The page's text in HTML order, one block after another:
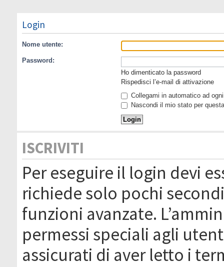
Login
Nome utente:
Password:
Ho dimenticato la password
Rispedisci l’e-mail di attivazione
Collegami in automatico ad
Nascondi il mio stato per
ISCRIVITI
Per eseguire il login devi
richiede solo pochi
funzioni avanzate.
permessi speciali agli
assicurati di aver letto i